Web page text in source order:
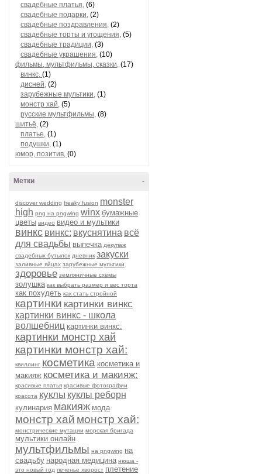
свадебные платья, (6)
свадебные подарки, (2)
свадебные поздравления, (2)
свадебные торты и угощения, (5)
свадебные традиции, (3)
свадебные украшения, (10)
фильмы, мультфильмы, сказки, (17)
винкс, (1)
дисней, (2)
зарубежные мультики, (1)
монстр хай, (5)
русские мультфильмы, (8)
шитьё, (2)
платье, (1)
подушки, (1)
юмор, позитив, (0)
-
Метки
discover wedding freaky fusion monster
high png на pngwing winx бумажные
цветы видео видео и мультики
винкс винкс: вкуснятина всё
для свадьбы выпечка декупаж
свадебных бутылок дневник закуски
заливные яйцах зарубежные мультики
здоровье земляничные схемы
золушка как выбрать размер и вес торта
как похудеть как стать стройной
картинки картинки винкс
картинки винкс - школа
волшебниц картинки винкс:
картинки монстр хай
картинки монстр хай:
квиллинг косметика косметика и
макияж косметика и макияж:
красивые платья красивые фотографии
красота куклы куклы реборн
кулинария макияж мода
монстр хай монстр хай:
монстрические мутации морская бригада
мультики онлайн
мультфильмы на pngwing на
свадьбу народная медицина нюша -
это новый год печенье хворост плетение